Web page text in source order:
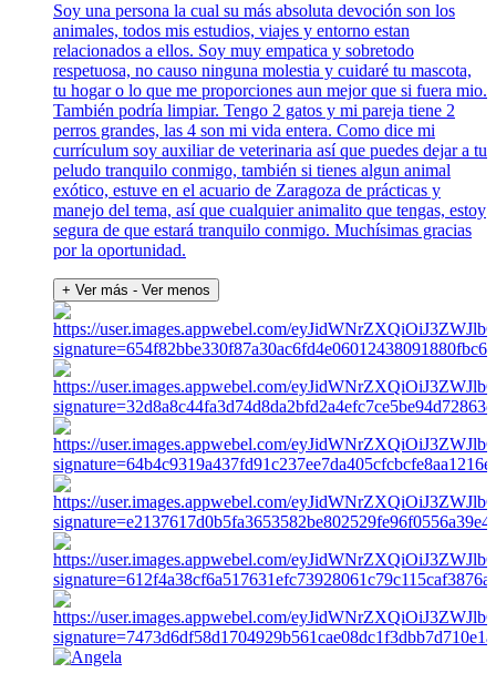
Soy una persona la cual su más absoluta devoción son los
animales, todos mis estudios, viajes y entorno estan
relacionados a ellos. Soy muy empatica y sobretodo
respetuosa, no causo ninguna molestia y cuidaré tu mascota,
tu hogar o lo que me proporciones aun mejor que si fuera mio.
También podría limpiar. Tengo 2 gatos y mi pareja tiene 2
perros grandes, las 4 son mi vida entera. Como dice mi
currículum soy auxiliar de veterinaria así que puedes dejar a tu
peludo tranquilo conmigo, también si tienes algun animal
exótico, estuve en el acuario de Zaragoza de prácticas y
manejo del tema, así que cualquier animalito que tengas, estoy
segura de que estará tranquilo conmigo. Muchísimas gracias
por la oportunidad.
+ Ver más - Ver menos